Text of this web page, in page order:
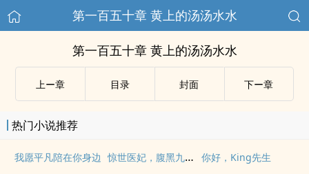
第一百五十章 黄上的汤汤水水
第一百五十章 黄上的汤汤水水
上ー章 目录 封面 下ー章
热门小说推荐
我愿平凡陪在你身边 惊世医妃，腹黑九皇叔
你好，King先生